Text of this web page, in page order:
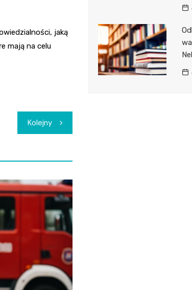
jaką
mają na celu
Kolejny